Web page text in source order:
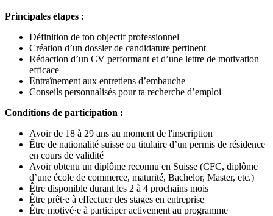
Principales étapes :
Définition de ton objectif professionnel
Création d’un dossier de candidature pertinent
Rédaction d’un CV performant et d’une lettre de motivation
efficace
Entraînement aux entretiens d’embauche
Conseils personnalisés pour ta recherche d’emploi
Conditions de participation :
Avoir de 18 à 29 ans au moment de l'inscription
Être de nationalité suisse ou titulaire d’un permis de résidence
en cours de validité
Avoir obtenu un diplôme reconnu en Suisse (CFC, diplôme
d’une école de commerce, maturité, Bachelor, Master, etc.)
Être disponible durant les 2 à 4 prochains mois
Être prêt·e à effectuer des stages en entreprise
Être motivé·e à participer activement au programme